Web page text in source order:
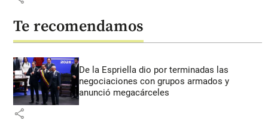
Te recomendamos
De la Espriella dio por terminadas las
negociaciones con grupos armados y
anunció megacárceles
share